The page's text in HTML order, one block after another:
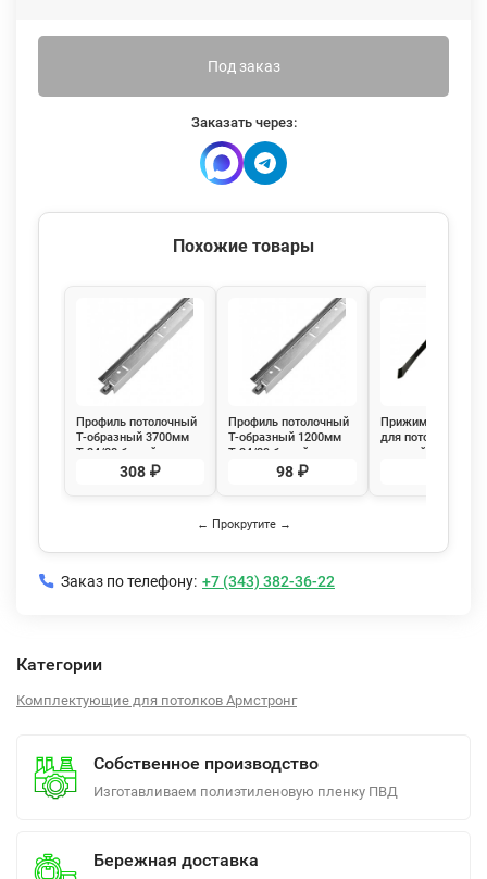
Под заказ
Заказать через:
Похожие товары
Профиль потолочный
Т-образный 3700мм
Т-24/38 белый
матовый Албес Евро
308 ₽
Профиль потолочный
Т-образный 1200мм
Т-24/29 белый
матовый Албес Евро
98 ₽
Прижимная
для потолочных
панелей
← Прокрутите →
Заказ по телефону: +7 (343) 382-36-22
Категории
Комплектующие для потолков Армстронг
Собственное производство
Изготавливаем полиэтиленовую пленку ПВД
Бережная доставка